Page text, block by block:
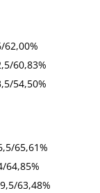
62,00%
60,83%
54,50%
65,61%
64,85%
63,48%